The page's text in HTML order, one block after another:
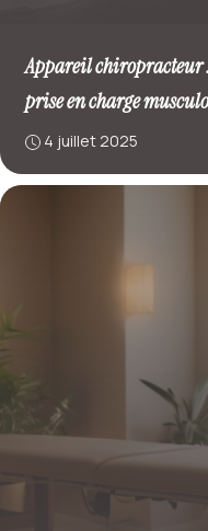
Appareil chiropracteur
prise en charge
4 juillet 2025